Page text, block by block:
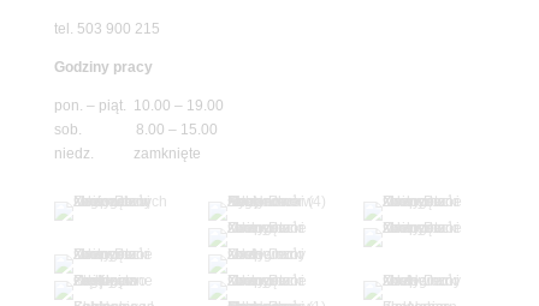
tel. 503 900 215
Godziny pracy
pon. – piąt. 10.00 – 19.00
sob. 8.00 – 15.00
niedz. zamknięte